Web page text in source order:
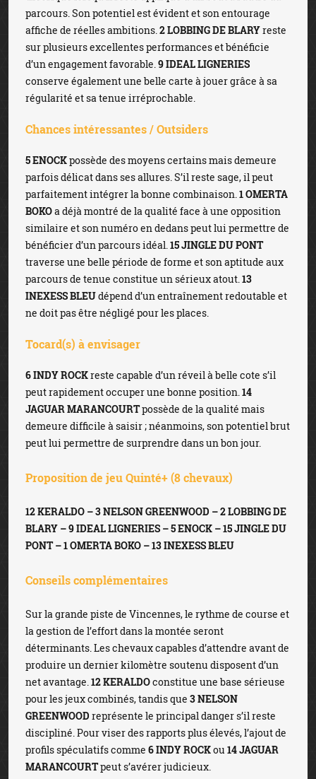
parcours. Son potentiel est évident et son entourage
affiche de réelles ambitions.2 LOBBING DE BLARYreste
sur plusieurs excellentes performances et bénéficie
d’un engagement favorable.9 IDEAL LIGNERIES
conserve également une belle carte à jouer grâce à sa
régularité et sa tenue irréprochable.
Chances intéressantes / Outsiders
5 ENOCKpossède des moyens certains mais demeure
parfois délicat dans ses allures. S’il reste sage, il peut
parfaitement intégrer la bonne combinaison.1 OMERTA
BOKOa déjà montré de la qualité face à une opposition
similaire et son numéro en dedans peut lui permettre de
bénéficier d’un parcours idéal.15 JINGLE DU PONT
traverse une belle période de forme et son aptitude aux
parcours de tenue constitue un sérieux atout.13
INEXESS BLEUdépend d’un entraînement redoutable et
ne doit pas être négligé pour les places.
Tocard(s) à envisager
6 INDY ROCKreste capable d’un réveil à belle cote s’il
peut rapidement occuper une bonne position.14
JAGUAR MARANCOURTpossède de la qualité mais
demeure difficile à saisir ; néanmoins, son potentiel brut
peut lui permettre de surprendre dans un bon jour.
Proposition de jeu Quinté+ (8 chevaux)
12 KERALDO – 3 NELSON GREENWOOD – 2 LOBBING DE
BLARY – 9 IDEAL LIGNERIES – 5 ENOCK – 15 JINGLE DU
PONT – 1 OMERTA BOKO – 13 INEXESS BLEU
Conseils complémentaires
Sur la grande piste de Vincennes, le rythme de course et
la gestion de l’effort dans la montée seront
déterminants. Les chevaux capables d’attendre avant de
produire un dernier kilomètre soutenu disposent d’un
net avantage.12 KERALDOconstitue une base sérieuse
pour les jeux combinés, tandis que 3 NELSON
GREENWOOD représente le principal danger s’il reste
discipliné. Pour viser des rapports plus élevés, l’ajout de
profils spéculatifs comme 6 INDY ROCKou 14 JAGUAR
MARANCOURTpeut s’avérer judicieux.